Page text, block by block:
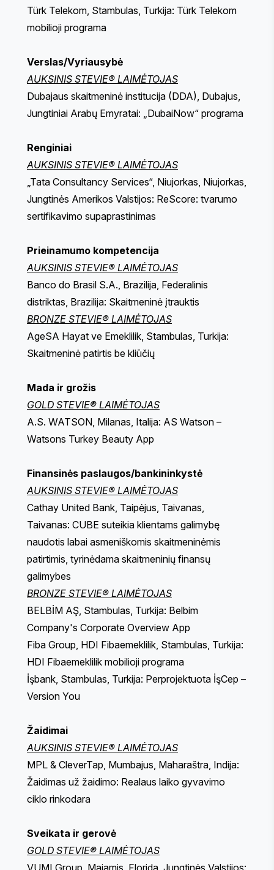
Türk Telekom, Stambulas, Turkija: Türk Telekom
mobilioji programa
Verslas/Vyriausybė
AUKSINIS STEVIE® LAIMĖTOJAS
Dubajaus skaitmeninė institucija (DDA), Dubajus,
Jungtiniai Arabų Emyratai: „DubaiNow“ programa
Renginiai
AUKSINIS STEVIE® LAIMĖTOJAS
„Tata Consultancy Services“, Niujorkas, Niujorkas,
Jungtinės Amerikos Valstijos: ReScore: tvarumo
sertifikavimo supaprastinimas
Prieinamumo kompetencija
AUKSINIS STEVIE® LAIMĖTOJAS
Banco do Brasil S.A., Brazilija, Federalinis
distriktas, Brazilija: Skaitmeninė įtrauktis
BRONZE STEVIE® LAIMĖTOJAS
AgeSA Hayat ve Emeklilik, Stambulas, Turkija:
Skaitmeninė patirtis be kliūčių
Mada ir grožis
GOLD STEVIE® LAIMĖTOJAS
A.S. WATSON, Milanas, Italija: AS Watson –
Watsons Turkey Beauty App
Finansinės paslaugos/bankininkystė
AUKSINIS STEVIE® LAIMĖTOJAS
Cathay United Bank, Taipėjus, Taivanas,
Taivanas: CUBE suteikia klientams galimybę
naudotis labai asmeniškomis skaitmeninėmis
patirtimis, tyrinėdama skaitmeninių finansų
galimybes
BRONZE STEVIE® LAIMĖTOJAS
BELBİM AŞ, Stambulas, Turkija: Belbim
Company's Corporate Overview App
Fiba Group, HDI Fibaemeklilik, Stambulas, Turkija:
HDI Fibaemeklilik mobilioji programa
İşbank, Stambulas, Turkija: Perprojektuota İşCep –
Version You
Žaidimai
AUKSINIS STEVIE® LAIMĖTOJAS
MPL & CleverTap, Mumbajus, Maharaštra, Indija:
Žaidimas už žaidimo: Realaus laiko gyvavimo
ciklo rinkodara
Sveikata ir gerovė
GOLD STEVIE® LAIMĖTOJAS
VUMI Group, Majamis, Florida, Jungtinės Valstijos: